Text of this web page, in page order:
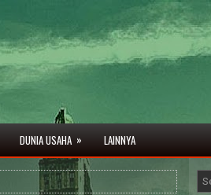
DUNIA USAHA » LAINNYA